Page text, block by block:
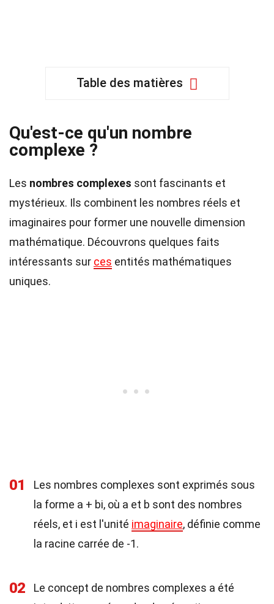
Table des matières
Qu'est-ce qu'un nombre
complexe ?
Les nombres complexes sont fascinants et
mystérieux. Ils combinent les nombres réels et
imaginaires pour former une nouvelle dimension
mathématique. Découvrons quelques faits
intéressants sur ces entités mathématiques
uniques.
01
Les nombres complexes sont exprimés sous
la forme a + bi, où a et b sont des nombres
réels, et i est l'unité imaginaire, définie comme
la racine carrée de -1.
02
Le concept de nombres complexes a été